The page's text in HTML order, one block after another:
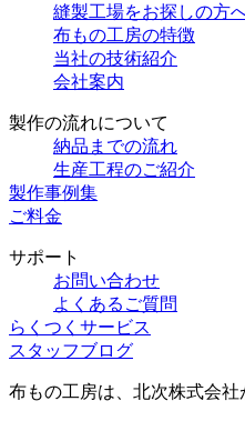
縫製工場をお探しの方
布もの工房の特徴
当社の技術紹介
会社案内
製作の流れについて
納品までの流れ
生産工程のご紹介
製作事例集
ご料金
サポート
お問い合わせ
よくあるご質問
らくつくサービス
スタッフブログ
布もの工房は、北次株式会社